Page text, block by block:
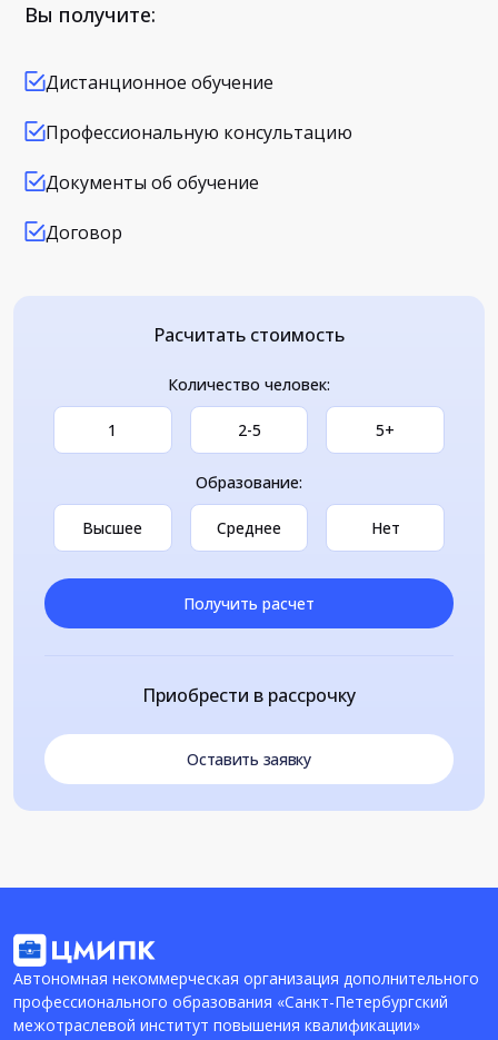
Вы получите:
Дистанционное обучение
Профессиональную консультацию
Документы об обучение
Договор
Расчитать стоимость
Количество человек:
1 2-5 5+
Образование:
Высшее Среднее Нет
Получить расчет
Приобрести в рассрочку
Оставить заявку
Автономная некоммерческая организация дополнительного
профессионального образования «Санкт-Петербургский
межотраслевой институт повышения квалификации»